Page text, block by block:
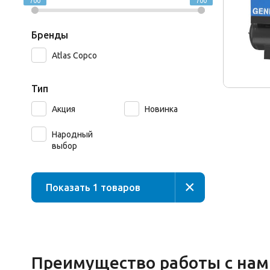
Бренды
Atlas Copco
Тип
Акция Новинка
Народный
выбор
Показать 1 товаров ×
Преимущество работы с